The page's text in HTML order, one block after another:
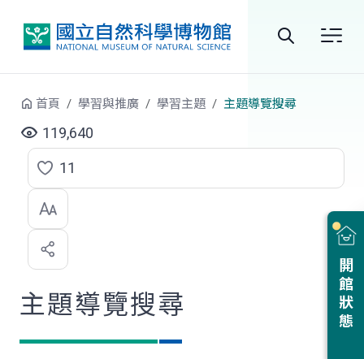
站
尋
開館狀態
首頁 學習與推廣 學習主題 主題導覽搜尋
119,640
點
選
喜
歡
11
主題導覽搜尋